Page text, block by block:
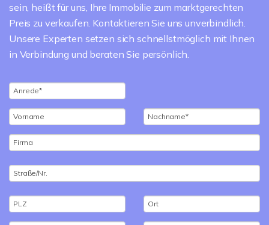
sein, heißt für uns, Ihre Immobilie zum marktgerechten
Preis zu verkaufen. Kontaktieren Sie uns unverbindlich.
Unsere Experten setzen sich schnellstmöglich mit Ihnen
in Verbindung und beraten Sie persönlich.